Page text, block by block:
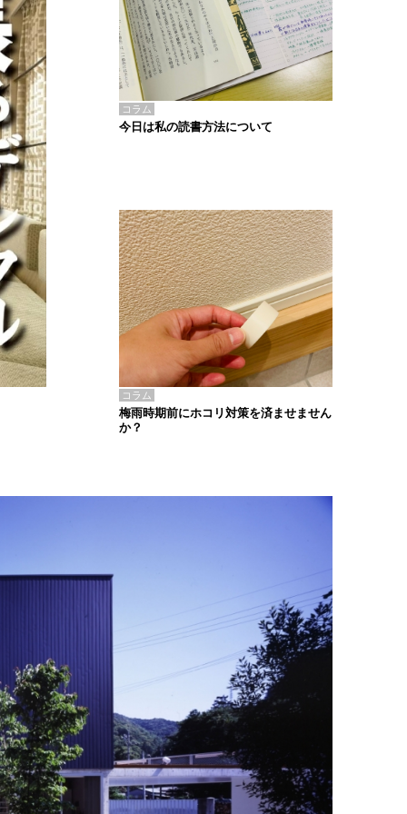
コラム
今日は私の読書方法について
コラム
梅雨時期前にホコリ対策を済ませません
か？